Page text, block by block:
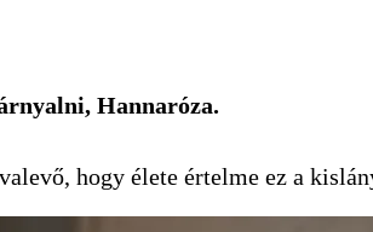
Hannaróza.
hogy élete értelme ez a